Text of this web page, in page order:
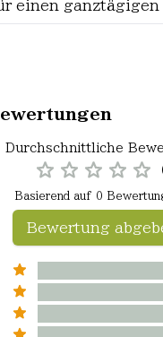
einen
Durchschnittliche
Basierend auf 0
Bewertung